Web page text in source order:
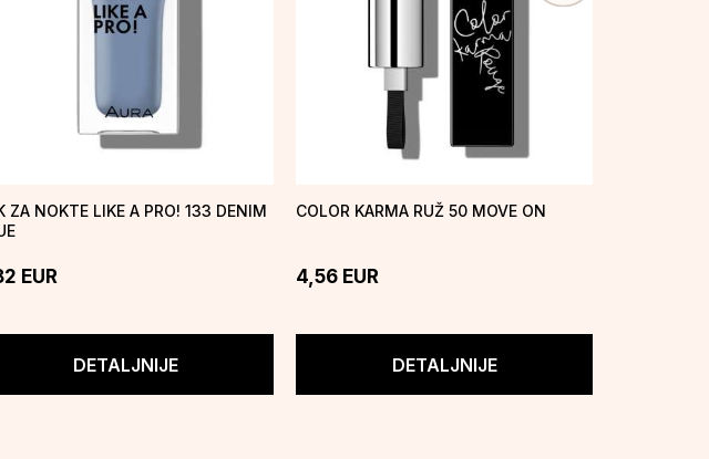
ZA NOKTE LIKE A PRO! 133 DENIM
DETALJNIJE
EUR
COLOR KARMA RUŽ 50 MOVE ON
DETALJNIJE
4,56 EUR